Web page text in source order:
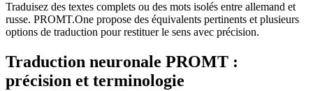
Traduisez des textes complets ou des mots isolés entre allemand et
russe. PROMT.One propose des équivalents pertinents et plusieurs
options de traduction pour restituer le sens avec précision.
Traduction neuronale PROMT :
précision et terminologie